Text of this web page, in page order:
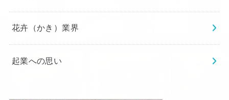
花卉（かき）業界
起業への思い